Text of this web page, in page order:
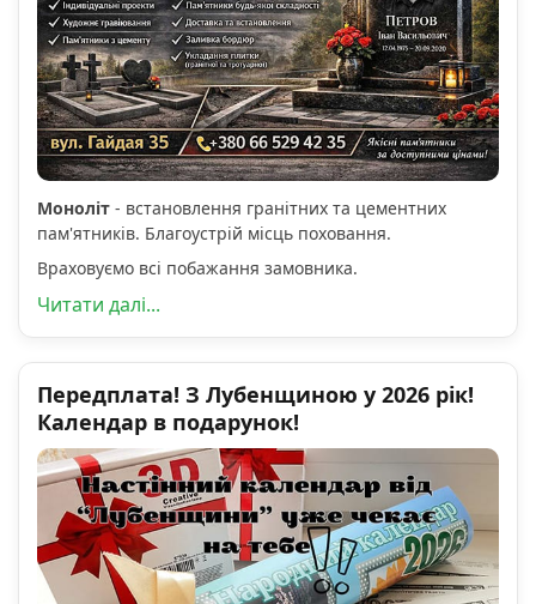
Моноліт - встановлення гранітних та цементних
пам'ятників. Благоустрій місць поховання.
Враховуємо всі побажання замовника.
Читати далі...
Передплата! З Лубенщиною у 2026 рік!
Календар в подарунок!